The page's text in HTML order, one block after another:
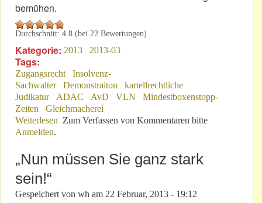
bemühen.
Durchschnitt: 4.8 (bei 22 Bewertungen)
Kategorie: 2013 2013-03
Tags:
Zugangsrecht
Insolvenz-
Sachwalter
Demonstraiton
kartellrechtliche
Judikatur
ADAC AvD VLN
Mindestboxenstopp-
Zeiten
Gleichmacherei
Weiterlesen über 14. März 2013: Überflüssige PK der NBG?
Zum Verfassen von Kommentaren bitte
Anmelden.
„Nun müssen Sie ganz stark
sein!“
Gespeichert von wh am 22 Februar, 2013 - 19:12